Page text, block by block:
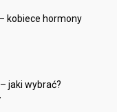
kobiece hormony
jaki wybrać?